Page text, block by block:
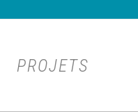
PROJETS